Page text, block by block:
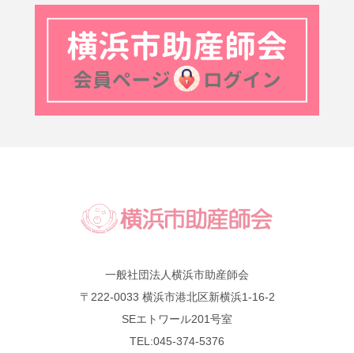
一般社団法人横浜市助産師会
〒222-0033 横浜市港北区新横浜1-16-2
SEエトワール201号室
TEL:045-374-5376